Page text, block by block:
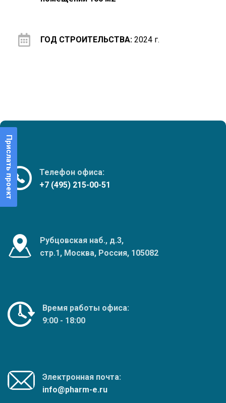
ГОД СТРОИТЕЛЬСТВА: 2024 г.
Телефон офиса:
+7 (495) 215-00-51
Рубцовская наб., д.3,
стр.1, Москва, Россия, 105082
Время работы офиса:
9:00 - 18:00
Электронная почта:
info@pharm-e.ru
Прислать проект